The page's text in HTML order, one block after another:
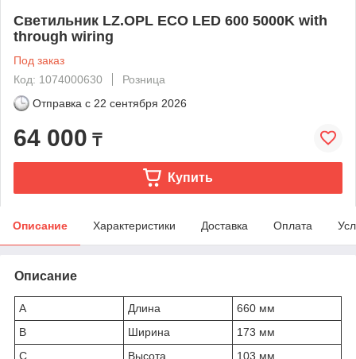
Светильник LZ.OPL ECO LED 600 5000K with
through wiring
Под заказ
Код: 1074000630
Розница
Отправка с 22 сентября 2026
64 000 ₸
Купить
Описание Характеристики Доставка Оплата
Описание
A Длина
660 мм
B
Ширина
173 мм
C
Высота
103 мм